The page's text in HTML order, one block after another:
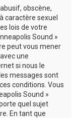
obscène,
caractère sexuel
lois de votre
Sound »
peut vous mener
une
si nous le
messages sont
conditions. Vous
Sound »
quel sujet
En tant que